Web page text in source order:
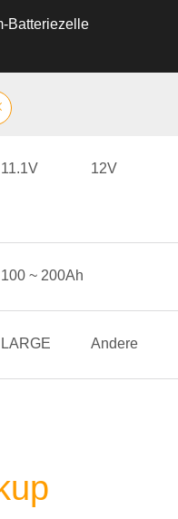
Batteriezelle
11.1V 12V
100 ~ 200Ah
LARGE Andere